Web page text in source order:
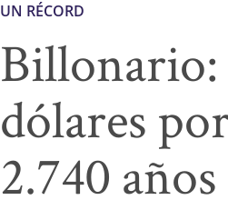
UN RÉCORD
Billonario:
dólares
2.740